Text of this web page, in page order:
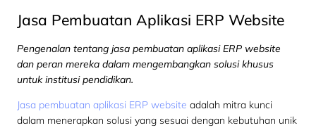
Jasa Pembuatan Aplikasi ERP Website
Pengenalan tentang jasa pembuatan aplikasi ERP website
dan peran mereka dalam mengembangkan solusi khusus
untuk institusi pendidikan.
Jasa pembuatan aplikasi ERP website adalah mitra kunci
dalam menerapkan solusi yang sesuai dengan kebutuhan unik